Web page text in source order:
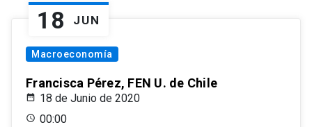
18 JUN
Macroeconomía
Francisca Pérez, FEN U. de Chile
18 de Junio de 2020
00:00